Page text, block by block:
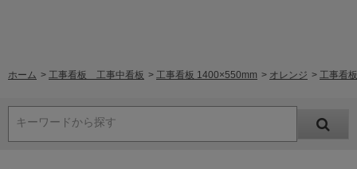
ホーム > 工事看板 工事中看板 > 工事看板 1400×550mm > オレンジ > 工事看
キーワードから探す